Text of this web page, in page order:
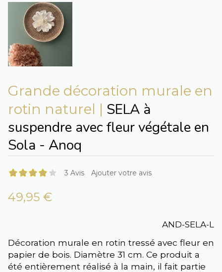
Grande décoration murale en
rotin naturel | SELA à
suspendre avec fleur végétale en
Sola - Anoq
3 Avis Ajouter votre avis
49,95 €
AND-SELA-L
Décoration murale en rotin tressé avec fleur en
papier de bois. Diamètre 31 cm. Ce produit a
été entièrement réalisé à la main, il fait partie